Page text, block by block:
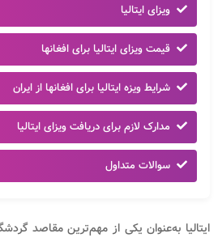
ویزای ایتالیا
قیمت ویزای ایتالیا برای افغانها
شرایط ویزه ایتالیا برای افغانها از ایران
مدارک لازم برای دریافت ویزای ایتالیا
سوالات متداول
ایتالیا به‌عنوان یکی از مهم‌ترین مقاصد